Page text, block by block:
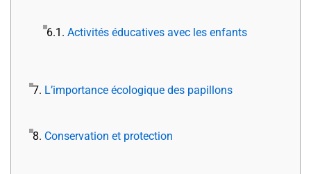
6.1. Activités éducatives avec les enfants
7. L’importance écologique des papillons
8. Conservation et protection